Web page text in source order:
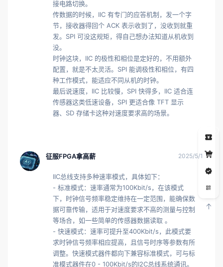
接电路切换。
传数据的时候，IIC 有专门的应答机制，发一个字
节，接收器得回个 ACK 表示收到了，没收到就重
发。SPI 可没这规矩，得自己想办法知道从机收到
没。
时钟这块，IIC 的极性和相位是定好的，不用额外
配置，就是不太灵活。SPI 能调极性和相位，有四
种工作模式，能适应不同从机的时钟。
最后说速度，IIC 比较慢，SPI 快得多，IIC 适合连
传感器这类低速设备，SPI 更适合像 TFT 显示
器、SD 存储卡这种对速度要求高的场景。
征服FPGA拿高薪 2025/5/1
IIC总线支持多种速率模式，具体如下：
- 标准模式：速率通常为100Kbit/s，在该模式
下，时钟信号频率稳定维持在一定范围，能确保数
据可靠传输，适用于对速度要求不高的测量与控制
等场合，如一些简单的传感器数据读取 。
- 快速模式：速率可提升至400Kbit/s，此模式要
求时钟信号频率相应提高，且信号时序等参数有所
调整。快速模式器件都向下兼容标准模式，可与标
准模式器件在0 - 100Kbit/s的I2C总线系统通讯。